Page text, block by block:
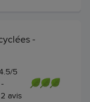
-
/5
-
2 avis